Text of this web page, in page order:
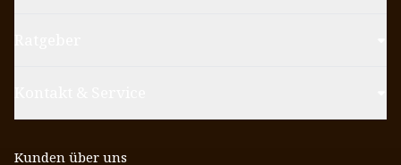
Kunden über uns